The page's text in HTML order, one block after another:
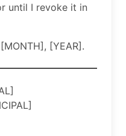
until I revoke it in
[YEAR].